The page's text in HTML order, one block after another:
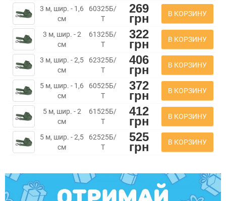
3 м, шир. - 1,6
см
60325Б/
Т
269
грн В КОРЗИНУ
3 м, шир. - 2
см
61325Б/
Т
322
грн В КОРЗИНУ
3 м, шир. - 2,5
см
62325Б/
Т
406
грн В КОРЗИНУ
5 м, шир. - 1,6
см
60525Б/
Т
372
грн В КОРЗИНУ
5 м, шир. - 2
см
61525Б/
Т
412
грн В КОРЗИНУ
5 м, шир. - 2,5
см
62525Б/
Т
525
грн В КОРЗИНУ